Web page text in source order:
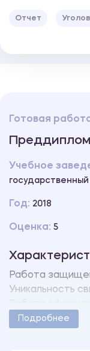
Отчет
Готовая
Учебное
Год: 2018
Оценка: 5
Работа
Уникальность
методическими
Подробнее